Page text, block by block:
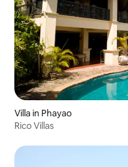
Villa in Phayao
Rico Villas